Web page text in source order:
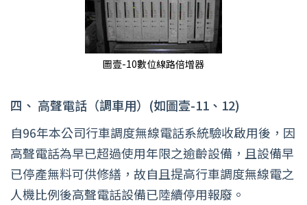
圖壹-10數位線路倍增器
四、 高聲電話（調車用）(如圖壹-11、12)
自96年本公司行車調度無線電話系統驗收啟用後，因
高聲電話為早已超過使用年限之逾齡設備，且設備早
已停產無料可供修繕，故自且提高行車調度無線電之
人機比例後高聲電話設備已陸續停用報廢。